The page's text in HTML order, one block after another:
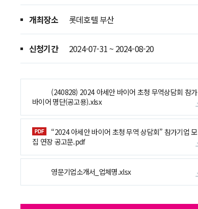
개최장소 롯데호텔 부산
신청기간 2024-07-31 ~ 2024-08-20
(240828) 2024 아세안 바이어 초청 무역상담회 참가
바이어 명단(공고용).xlsx
“2024 아세안 바이어 초청 무역 상담회” 참가기업 모
집 연장 공고문.pdf
영문기업소개서_업체명.xlsx
동향정보 글로벌통상리포트
글로벌비즈니스
수출원스톱센터 센터소개
공지사항 공지사항